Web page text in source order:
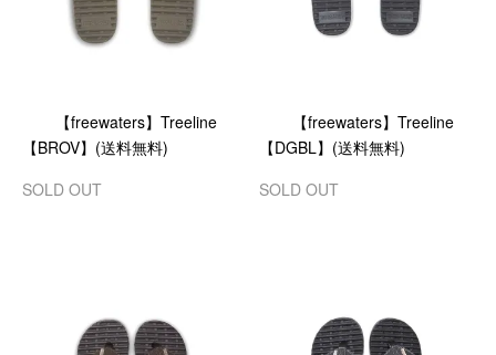
【freewaters】Treeline
【BROV】(送料無料)
SOLD OUT
【freewaters】Treeline
【DGBL】(送料無料)
SOLD OUT